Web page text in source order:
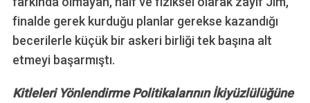
finalde gerek kurduğu planlar gerekse kazandığı
becerilerle küçük bir askeri birliği tek başına alt
etmeyi başarmıştı.
Kitleleri Yönlendirme Politikalarının İkiyüzlülüğüne